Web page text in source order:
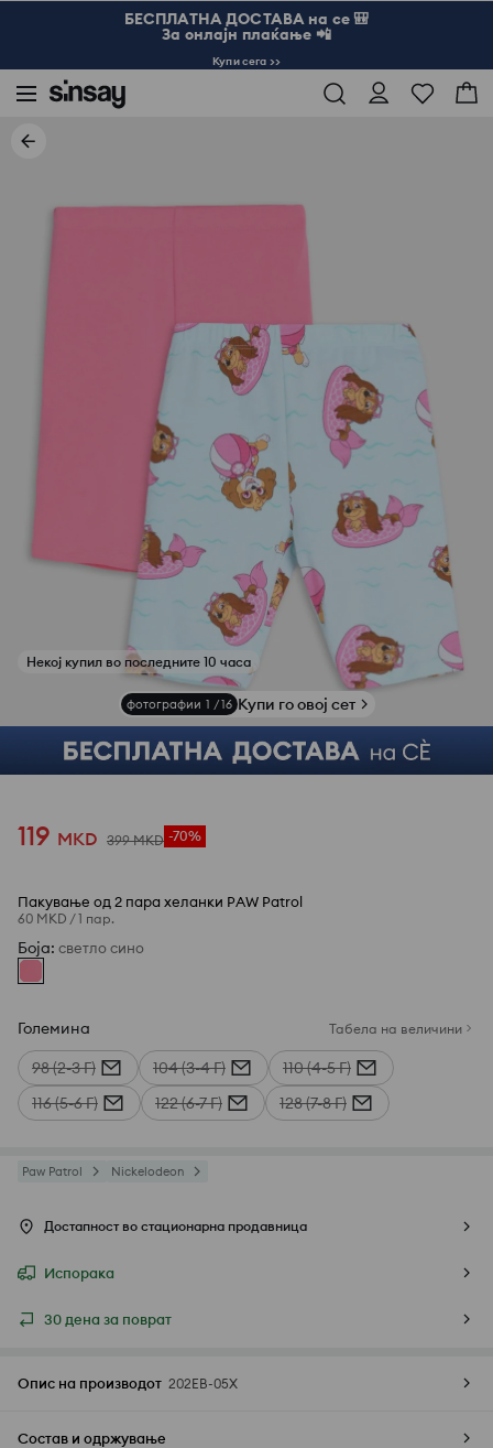
БЕСПЛАТНА ДОСТАВА на се 🎒
За онлајн плаќање 📲
Купи сега >>
Некој купил во последните 10 часа
фотографии 1 /16 Купи го овој сет
119 MKD 399 MKD -70%
Пакување од 2 пара хеланки PAW Patrol
60 MKD /1 пар.
Боја: светло сино
Големина Табела на величини
98 (2-3 Г) 104 (3-4 Г)
110 (4-5 Г)
116 (5-6 Г)
122 (6-7 Г) 128 (7-8 Г)
Paw Patrol Nickelodeon
Достапност во стационарна продавница
Испорака
30 дена за поврат
Опис на производот 202EB-05X
Состав и одржување